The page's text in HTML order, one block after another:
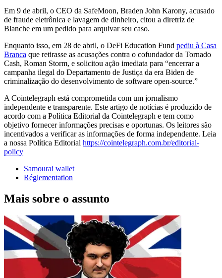
Em 9 de abril, o CEO da SafeMoon, Braden John Karony, acusado
de fraude eletrônica e lavagem de dinheiro, citou a diretriz de
Blanche em um pedido para arquivar seu caso.
Enquanto isso, em 28 de abril, o DeFi Education Fund pediu à Casa
Branca que retirasse as acusações contra o cofundador da Tornado
Cash, Roman Storm, e solicitou ação imediata para “encerrar a
campanha ilegal do Departamento de Justiça da era Biden de
criminalização do desenvolvimento de software open-source.”
A Cointelegraph está comprometida com um jornalismo
independente e transparente. Este artigo de notícias é produzido de
acordo com a Política Editorial da Cointelegraph e tem como
objetivo fornecer informações precisas e oportunas. Os leitores são
incentivados a verificar as informações de forma independente. Leia
a nossa Política Editorial https://cointelegraph.com.br/editorial-
policy
Samourai wallet
Réglementation
Mais sobre o assunto